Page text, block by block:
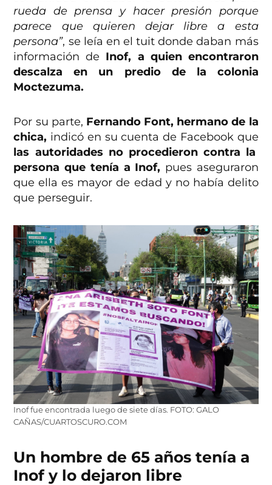
rueda de prensa y hacer presión porque
parece que quieren dejar libre a esta
persona”, se leía en el tuit donde daban más
información de Inof, a quien encontraron
descalza en un predio de la colonia
Moctezuma.
Por su parte, Fernando Font, hermano de la
chica, indicó en su cuenta de Facebook que
las autoridades no procedieron contra la
persona que tenía a Inof, pues aseguraron
que ella es mayor de edad y no había delito
que perseguir.
Inof fue encontrada luego de siete días. FOTO: GALO
CAÑAS/CUARTOSCURO.COM
Un hombre de 65 años tenía a
Inof y lo dejaron libre